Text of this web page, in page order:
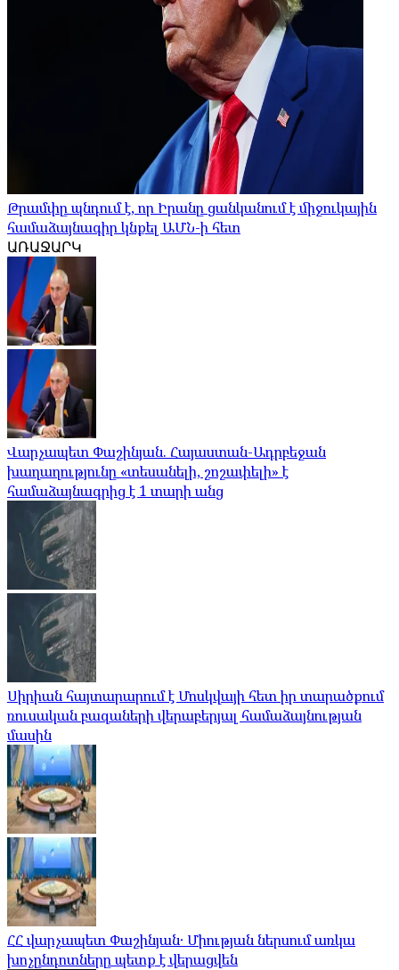
Թրամփը պնդում է, որ Իրանը ցանկանում է միջուկային
համաձայնագիր կնքել ԱՄՆ-ի հետ
ԱՌԱՋԱՐԿ
Վարչապետ Փաշինյան. Հայաստան-Ադրբեջան
խաղաղությունը «տեսանելի, շոշափելի» է
համաձայնագրից է 1 տարի անց
Սիրիան հայտարարում է Մոսկվայի հետ իր տարածքում
ռուսական բազաների վերաբերյալ համաձայնության
մասին
ՀՀ վարչապետ Փաշինյան․ Միության ներսում առկա
խոչընդոտները պետք է վերացվեն